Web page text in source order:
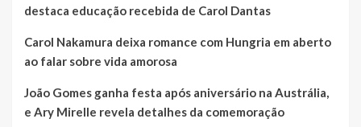
destaca educação recebida de Carol Dantas
Carol Nakamura deixa romance com Hungria em aberto
ao falar sobre vida amorosa
João Gomes ganha festa após aniversário na Austrália,
e Ary Mirelle revela detalhes da comemoração